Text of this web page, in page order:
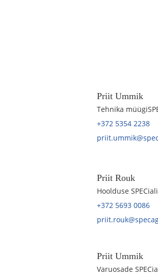
Priit Ummik
Tehnika
+372 5354 2238
Priit Rouk
Hoolduse
+372 5693 0086
Priit Ummik
Varuosade